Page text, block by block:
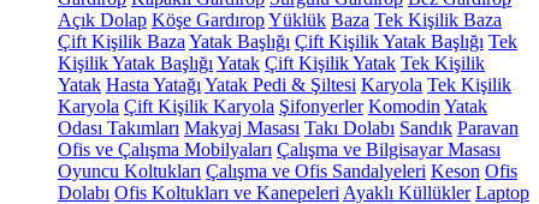
Açık Dolap Köşe GardıropYüklük Baza Tek Kişilik Baza
Çift Kişilik Baza Yatak Başlığı Çift Kişilik Yatak Başlığı Tek
Kişilik Yatak Başlığı Yatak Çift Kişilik Yatak Tek Kişilik
Yatak Hasta Yatağı Yatak Pedi & Şiltesi Karyola Tek Kişilik
Karyola Çift Kişilik Karyola Şifonyerler Komodin Yatak
Odası Takımları Makyaj Masası Takı Dolabı Sandık Paravan
Ofis ve Çalışma Mobilyaları Çalışma ve Bilgisayar Masası
Oyuncu Koltukları Çalışma ve Ofis Sandalyeleri Keson Ofis
Dolabı Ofis Koltukları ve Kanepeleri Ayaklı Küllükler Laptop